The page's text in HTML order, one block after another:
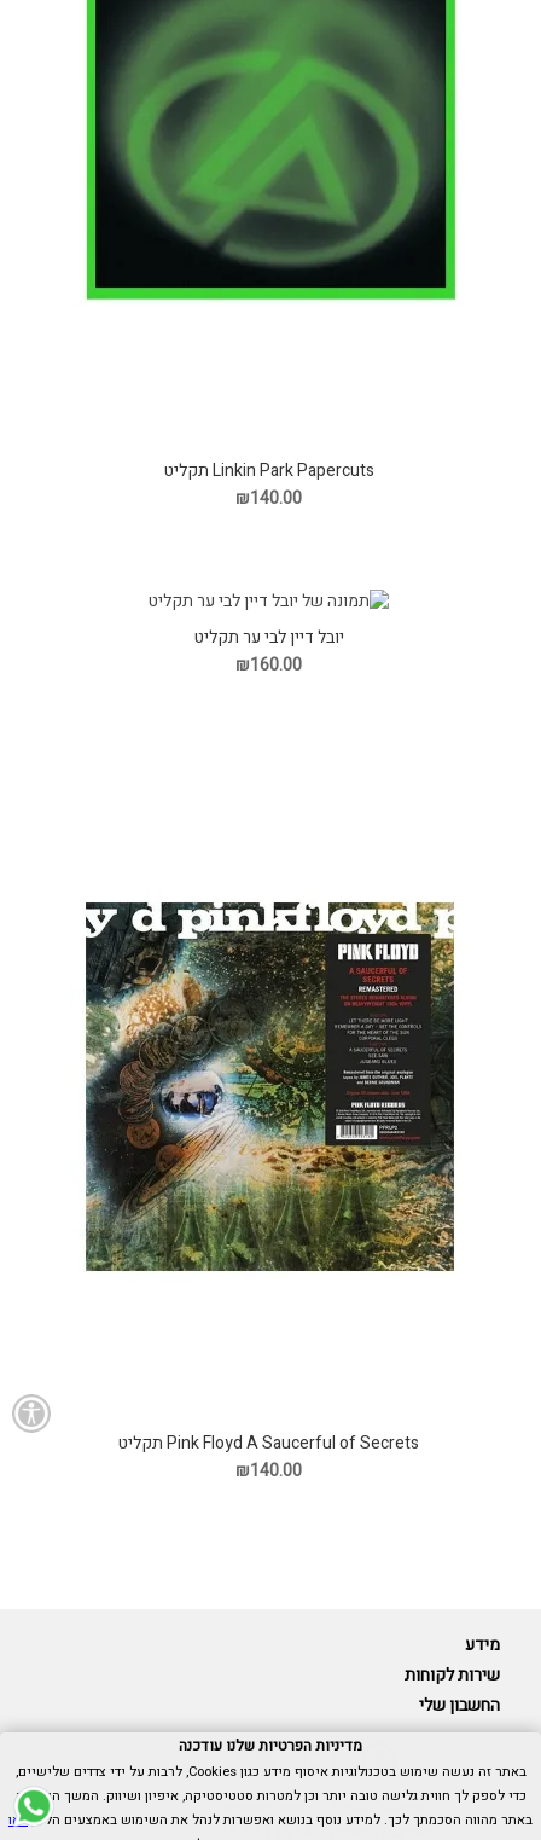
Linkin Park Papercuts תקליט
₪140.00
יובל דיין לבי ער תקליט
₪160.00
Pink Floyd A Saucerful of Secrets תקליט
₪140.00
מידע
שירות לקוחות
החשבון שלי
Cubica © כל הזכויות שמורות.
אנו כאן בשבילך -055-9511314
מדיניות הפרטיות שלנו עודכנה
באתר זה נעשה שימוש בטכנולוגיות איסוף מידע כגון Cookies, לרבות על ידי צדדים שלישיים,
כדי לספק לך חווית גלישה טובה יותר וכן למטרות סטטיסטיקה, איפיון ושיווק. המשך הגלישה
באתר מהווה הסכמתך לכך. למידע נוסף בנושא ואפשרות לנהל את השימוש באמצעים הללו,ראו